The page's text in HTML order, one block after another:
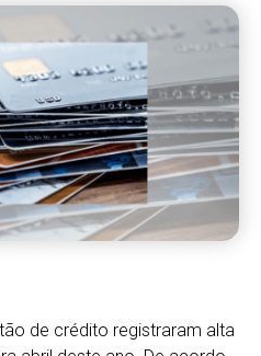
de crédito registraram alta